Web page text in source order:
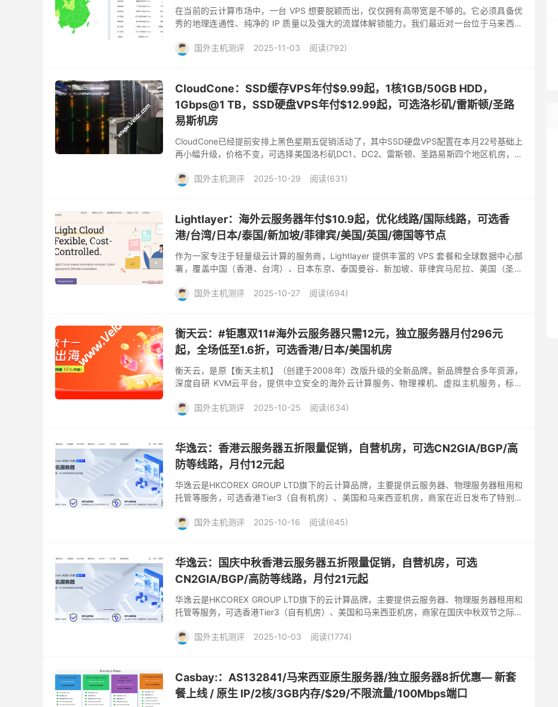
在当前的云计算市场中，一台 VPS 想要脱颖而出，仅仅拥有高带宽是不够的。它必须具备优
秀的地理连通性、纯净的 IP 质量以及强大的流媒体解锁能力。我们最近对一台位于马来西亚
国外主机测评
2025-11-03 阅读(792)
CloudCone：SSD缓存VPS年付$9.99起，1核1GB/50GB HDD，
1Gbps@1 TB，SSD硬盘VPS年付$12.99起，可选洛杉矶/雷斯顿/圣路
易斯机房
CloudCone已经提前安排上黑色星期五促销活动了，其中SSD硬盘VPS配置在本月22号基础上
再小幅升级，价格不变，可选择美国洛杉矶DC1、DC2、雷斯顿、圣路易斯四个地区机房，最
国外主机测评
2025-10-29 阅读(631)
Lightlayer：海外云服务器年付$10.9起，优化线路/国际线路，可选香
港/台湾/日本/泰国/新加坡/菲律宾/美国/英国/德国等节点
作为一家专注于轻量级云计算的服务商，Lightlayer 提供丰富的 VPS 套餐和全球数据中心部
署，覆盖中国（香港、台湾）、日本东京、泰国曼谷、新加坡、菲律宾马尼拉、美国（圣何
国外主机测评
2025-10-27 阅读(694)
衡天云：#钜惠双11#海外云服务器只需12元，独立服务器月付296元
起，全场低至1.6折，可选香港/日本/美国机房
衡天云，是原【衡天主机】（创建于2008年）改版升级的全新品牌。新品牌整合多年资源，
深度自研 KVM云平台，提供中立安全的海外云计算服务、物理裸机、虚拟主机服务，标配
国外主机测评
2025-10-25 阅读(634)
华逸云：香港云服务器五折限量促销，自营机房，可选CN2GIA/BGP/高
防等线路，月付12元起
华逸云是HKCOREX GROUP LTD旗下的云计算品牌，主要提供云服务器、物理服务器租用和
托管等服务，可选香港Tier3（自有机房）、美国和马来西亚机房，商家在近日发布了特别优
国外主机测评
2025-10-16 阅读(645)
华逸云：国庆中秋香港云服务器五折限量促销，自营机房，可选
CN2GIA/BGP/高防等线路，月付21元起
华逸云是HKCOREX GROUP LTD旗下的云计算品牌，主要提供云服务器、物理服务器租用和
托管等服务，可选香港Tier3（自有机房）、美国和马来西亚机房，商家在国庆中秋双节之际发
国外主机测评
2025-10-03 阅读(1774)
Casbay:：AS132841/马来西亚原生服务器/独立服务器8折优惠— 新套
餐上线 / 原生 IP/2核/3GB内存/$29/不限流量/100Mbps端口